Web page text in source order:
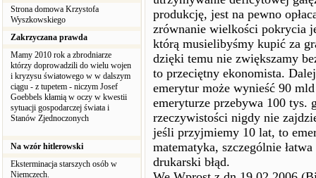
Strona domowa Krzystofa
Wyszkowskiego
Zakrzyczana prawda
Mamy 2010 rok a zbrodniarze
którzy doprowadzili do wielu wojen
i kryzysu światowego w w dalszym
ciągu - z tupetem - niczym Josef
Goebbels kłamią w oczy w kwestii
sytuacji gospodarczej świata i
Stanów Zjednoczonych
Na wzór hitlerowski
Eksterminacja starszych osób w
Niemczech.
produkcję, jest na pewno
zrównanie wielkości pokrycia
którą musielibyśmy kupić za
dzięki temu nie zwiększamy
to przeciętny ekonomista.
emerytur może wynieść 90
emeryturze przebywa 100 tys.
rzeczywistości nigdy nie
jeśli przyjmiemy 10 lat, to
matematyka, szczególnie
drukarski błąd.